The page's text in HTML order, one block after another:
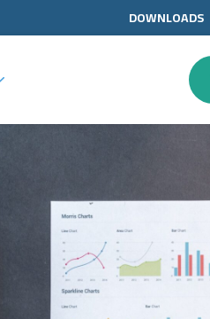
DOWNLOADS